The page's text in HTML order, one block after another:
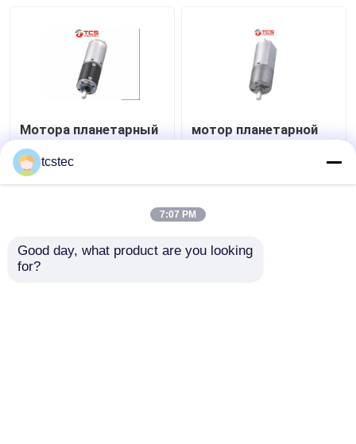
Мотора планетарный
22mm шестерни
металла DC 12V 24V
размер плана микро-
мотор планетарной
шестерни DC 12V 24V
уменьшенный
tcstec
7:07 PM
Good day, what product are you looking
for?